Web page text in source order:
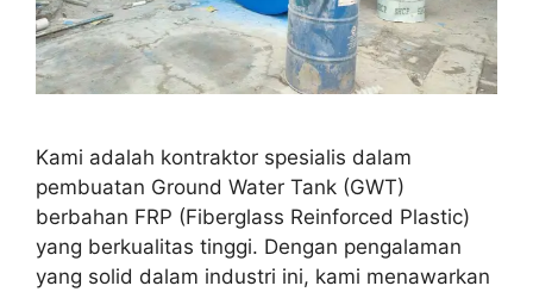
Kami adalah kontraktor spesialis dalam
pembuatan Ground Water Tank (GWT)
berbahan FRP (Fiberglass Reinforced Plastic)
yang berkualitas tinggi. Dengan pengalaman
yang solid dalam industri ini, kami menawarkan